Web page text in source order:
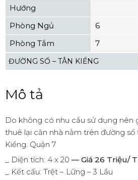
Hướng
Phòng Ngủ
6
Phòng Tắm
7
ĐƯỜNG SỐ – TÂN KIỂNG
Mô tả
Do không có nhu cầu sử dụng nên
thuê lại căn nhà nằm trên đường
Kiểng. Quận 7
_ Diện tích: 4 x 20 — Giá 26 Triệu/
_ Kết cấu: Trệt – Lững – 3 Lầu